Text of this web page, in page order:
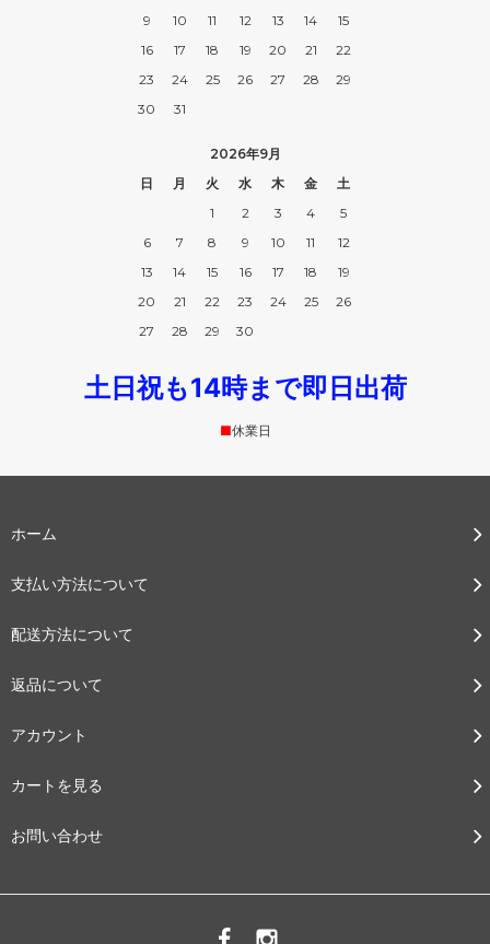
9
10 11 12 13 14
15
16
17 18 19 20 21
22
23
24 25 26 27 28
29
30
31
2026年9月
日
月 火 水 木 金
土
1
2 3 4
5
6
7 8 9 10 11
12
13
14 15 16 17 18
19
20
21 22 23 24 25
26
27
28 29 30
土日祝も14時まで即日出荷
■休業日
ホーム
支払い方法について
配送方法について
返品について
アカウント
カートを見る
お問い合わせ